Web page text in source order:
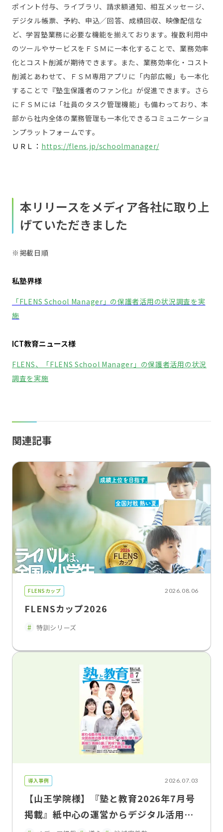
ポイント付与、ライブラリ、請求額通知、相互メッセージ、
デジタル帳票、予約、申込／回答、成績回収、映像配信な
ど、学習塾業務に必要な機能を揃えております。複数利用中
のツールやサービスをＦＳＭに一本化することで、業務効率
化とコスト削減が期待できます。また、業務効率化・コスト
削減とあわせて、ＦＳＭ専用アプリに「内部広報」も一本化
することで『塾生保護者のファン化』が促進できます。さら
にＦＳＭには「社員のタスク管理機能」も備わっており、本
部から社内全体の業務管理も一本化できるコミュニケーショ
ンプラットフォームです。
ＵＲＬ： https://flens.jp/schoolmanager/
本リリースをメディア各社に取り上
げていただきました
※掲載日順
私塾界様
「FLENS School Manager」の保護者活用の状況調査を実
施
ICT教育ニュース様
FLENS、「FLENS School Manager」の保護者活用の状況
調査を実施
関連記事
FLENSカップ 2026.08.06
FLENSカップ2026
特訓シリーズ
導入事例 2026.07.03
【山王学院様】『塾と教育2026年7月号
掲載』紙中心の運営からデジタル活用へ